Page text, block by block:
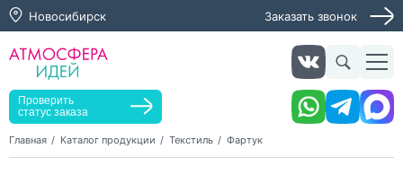
Новосибирск Заказать звонок
Проверить
статус заказа
Главная Каталог продукции Текстиль Фартук
Заказать услугу
Оставьте заявку, мы свяжемся с вами в ближайшее
Заказать звонок